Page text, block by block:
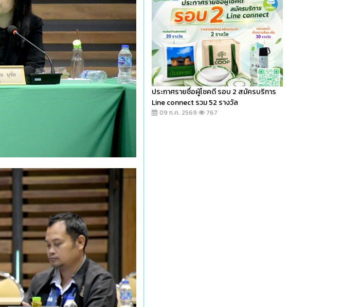
ประกาศรายชื่อผู้โชคดี รอบ 2 สมัครบริการ
Line connect รวม 52 รางวัล
09 ก.ค. 2569 767